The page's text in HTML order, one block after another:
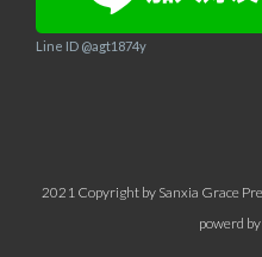
Line ID @agt1874y
2021 Copyright by Sanxia Grace
powerd by